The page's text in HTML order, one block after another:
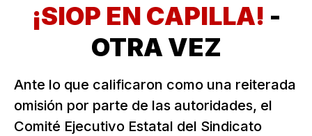
¡SIOP EN CAPILLA! -
OTRA VEZ
Ante lo que calificaron como una reiterada
omisión por parte de las autoridades, el
Comité Ejecutivo Estatal del Sindicato